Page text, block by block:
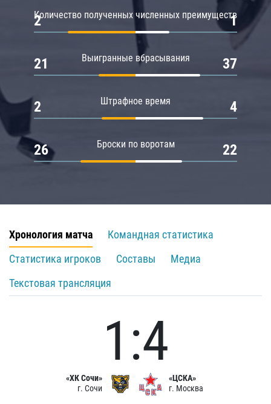
Количество полученных численных преимуществ
2 1
Выигранные вбрасывания
21 37
Штрафное время
2 4
Броски по воротам
26 22
Хронология матча
Командная статистика
Статистика игроков
Составы
Медиа
Текстовая трансляция
«ХК Сочи»
г. Сочи
1:4
«ЦСКА»
г. Москва